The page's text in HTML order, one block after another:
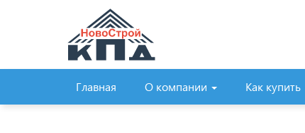
Главная О компании Как купить